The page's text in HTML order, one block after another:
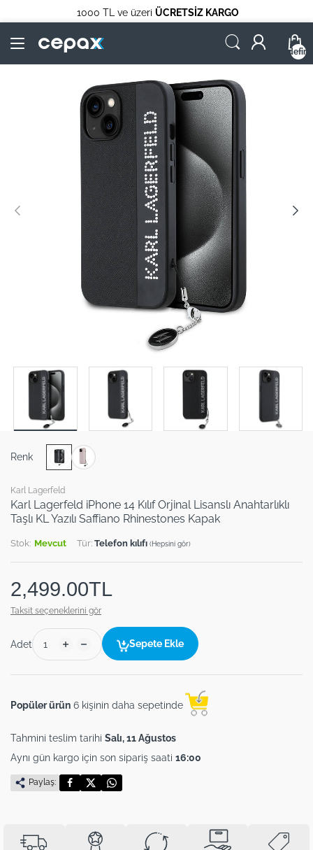
1000 TL ve üzeri ÜCRETSİZ KARGO
Karl Lagerfeld
Karl Lagerfeld iPhone 14 Kılıf Orjinal Lisanslı Anahtarlıklı
Taşlı KL Yazılı Saffiano Rhinestones Kapak
Stok: Mevcut Tür: Telefon kılıfı (Hepsini gör)
2,499.00TL
Taksit seçeneklerini gör
Renk
Adet Sepete Ekle
Popüler ürün 6 kişinin daha sepetinde
Tahmini teslim tarihi Salı, 11 Ağustos
Aynı gün kargo için son sipariş saati 16:00
Paylaş: